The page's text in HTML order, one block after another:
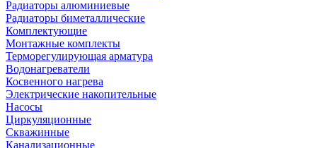
Радиаторы алюминиевые
Радиаторы биметаллические
Комплектующие
Монтажные комплекты
Терморегулирующая арматура
Водонагреватели
Косвенного нагрева
Электрические накопительные
Насосы
Циркуляционные
Скважинные
Канализационные